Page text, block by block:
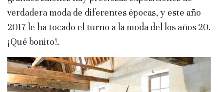
verdadera moda de diferentes épocas, y este año
2017 le ha tocado el turno a la moda del los años 20.
¡Qué bonito!.